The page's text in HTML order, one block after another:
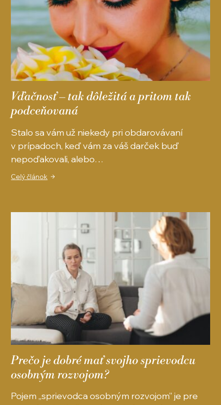
Vďačnosť – tak dôležitá a pritom tak
podceňovaná
Stalo sa vám už niekedy pri obdarovávaní
v prípadoch, keď vám za váš darček buď
nepoďakovali, alebo…
Celý článok
Prečo je dobré mať svojho sprievodcu
osobným rozvojom?
Pojem „sprievodca osobným rozvojom” je pre